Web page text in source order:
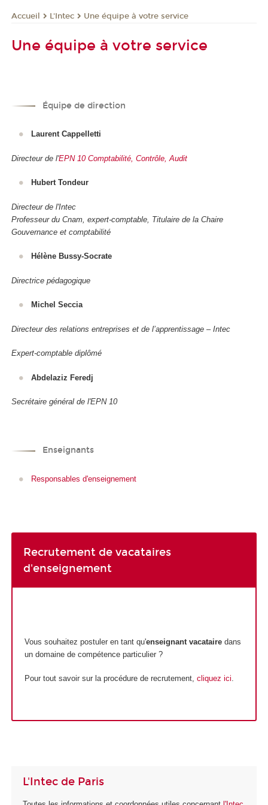
Accueil L'Intec Une équipe à votre service
Une équipe à votre service
Équipe de direction
Laurent Cappelletti
Directeur de l'EPN 10 Comptabilité, Contrôle, Audit
Hubert Tondeur
Directeur de l'Intec
Professeur du Cnam, expert-comptable, Titulaire de la Chaire
Gouvernance et comptabilité
Hélène Bussy-Socrate
Directrice pédagogique
Michel Seccia
Directeur des relations entreprises et de l’apprentissage – Intec
Expert-comptable diplômé
Abdelaziz Feredj
Secrétaire général de l'EPN 10
Enseignants
Responsables d'enseignement
Recrutement de vacataires
d'enseignement
Vous souhaitez postuler en tant qu'enseignant vacatairedans
un domaine de compétence particulier ?
Pour tout savoir sur la procédure de recrutement, cliquez ici.
L'Intec de Paris